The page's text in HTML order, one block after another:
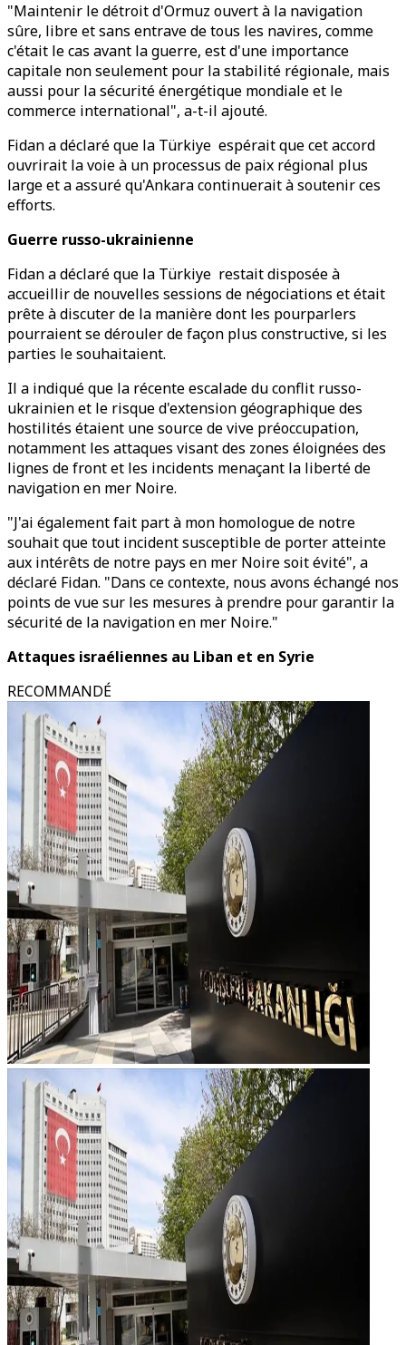
"Maintenir le détroit d'Ormuz ouvert à la navigation
sûre, libre et sans entrave de tous les navires, comme
c'était le cas avant la guerre, est d'une importance
capitale non seulement pour la stabilité régionale, mais
aussi pour la sécurité énergétique mondiale et le
commerce international", a-t-il ajouté.
Fidan a déclaré que la Türkiye espérait que cet accord
ouvrirait la voie à un processus de paix régional plus
large et a assuré qu'Ankara continuerait à soutenir ces
efforts.
Guerre russo-ukrainienne
Fidan a déclaré que la Türkiye restait disposée à
accueillir de nouvelles sessions de négociations et était
prête à discuter de la manière dont les pourparlers
pourraient se dérouler de façon plus constructive, si les
parties le souhaitaient.
Il a indiqué que la récente escalade du conflit russo-
ukrainien et le risque d'extension géographique des
hostilités étaient une source de vive préoccupation,
notamment les attaques visant des zones éloignées des
lignes de front et les incidents menaçant la liberté de
navigation en mer Noire.
"J'ai également fait part à mon homologue de notre
souhait que tout incident susceptible de porter atteinte
aux intérêts de notre pays en mer Noire soit évité", a
déclaré Fidan. "Dans ce contexte, nous avons échangé nos
points de vue sur les mesures à prendre pour garantir la
sécurité de la navigation en mer Noire."
Attaques israéliennes au Liban et en Syrie
RECOMMANDÉ